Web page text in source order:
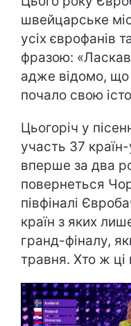
швейцарське
усіх єврофанів
фразою:
адже відомо, що
почало свою
Цьогоріч у
участь 37
вперше за два
повернеться
півфіналі
країн з яких
гранд-фіналу,
травня. Хто ж